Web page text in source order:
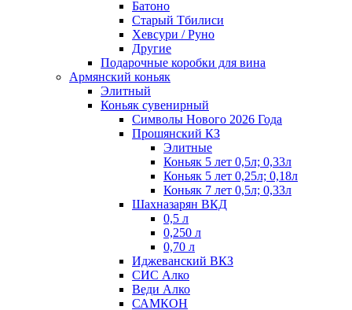
Батоно
Старый Тбилиси
Хевсури / Руно
Другие
Подарочные коробки для вина
Армянский коньяк
Элитный
Коньяк сувенирный
Символы Нового 2026 Года
Прошянский КЗ
Элитные
Коньяк 5 лет 0,5л; 0,33л
Коньяк 5 лет 0,25л; 0,18л
Коньяк 7 лет 0,5л; 0,33л
Шахназарян ВКД
0,5 л
0,250 л
0,70 л
Иджеванский ВКЗ
СИС Алко
Веди Алко
САМКОН